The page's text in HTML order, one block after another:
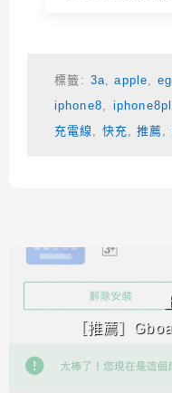
標籤: 3a,apple,
iphone8,
充電線 , 快充,推薦,
相連文章
［推薦］